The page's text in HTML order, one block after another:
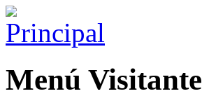
Menú Visitante